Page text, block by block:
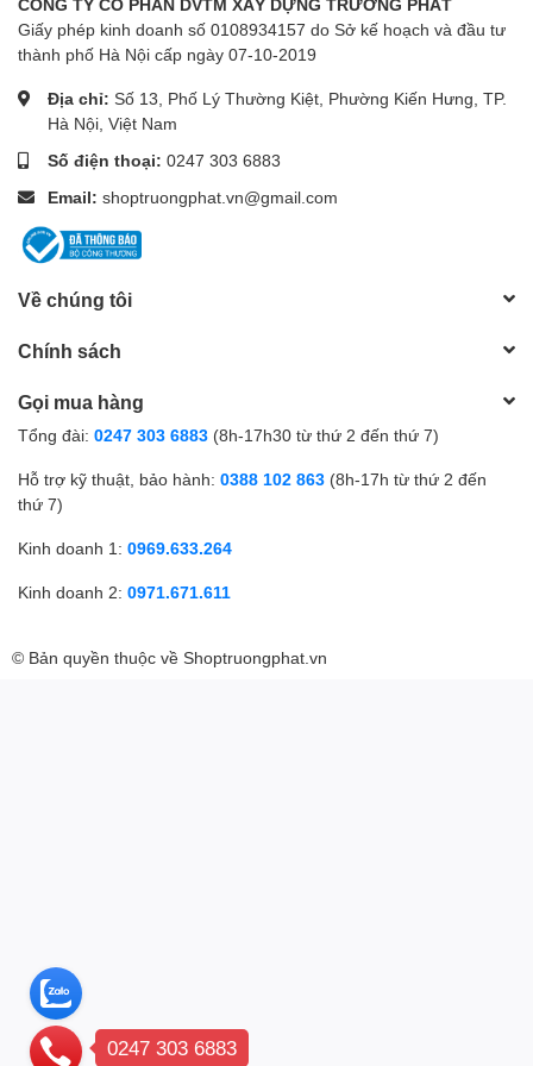
Giấy phép kinh doanh số 0108934157 do Sở kế hoạch và đầu tư
thành phố Hà Nội cấp ngày 07-10-2019
Địa chỉ: Số 13, Phố Lý Thường Kiệt, Phường Kiến Hưng, TP.
Hà Nội, Việt Nam
Số điện thoại: 0247 303 6883
Email: shoptruongphat.vn@gmail.com
Về chúng tôi
Chính sách
Gọi mua hàng
Tổng đài: 0247 303 6883 (8h-17h30 từ thứ 2 đến thứ 7)
Hỗ trợ kỹ thuật, bảo hành: 0388 102 863 (8h-17h từ thứ 2 đến
thứ 7)
Kinh doanh 1: 0969.633.264
Kinh doanh 2: 0971.671.611
© Bản quyền thuộc về Shoptruongphat.vn
0247 303 6883